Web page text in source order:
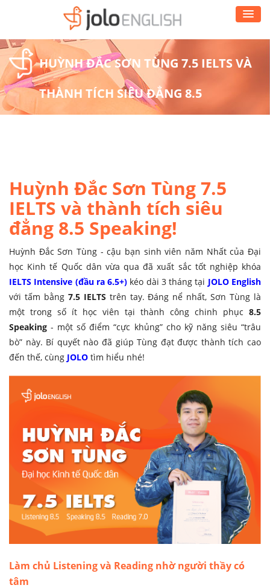
HUỲNH ĐẮC SƠN TÙNG 7.5 IELTS VÀ
THÀNH TÍCH SIÊU ĐẲNG 8.5
Huỳnh Đắc Sơn Tùng 7.5
IELTS và thành tích siêu
đẳng 8.5 Speaking!
Huỳnh Đắc Sơn Tùng - cậu bạn sinh viên năm Nhất của Đại
học Kinh tế Quốc dân vừa qua đã xuất sắc tốt nghiệp khóa
IELTS Intensive (đầu ra 6.5+) kéo dài 3 tháng tại JOLO English
với tấm bằng7.5 IELTS trên tay. Đáng nể nhất, Sơn Tùng là
một trong số ít học viên tại thành công chinh phục 8.5
Speaking- một số điểm “cực khủng” cho kỹ năng siêu “trâu
bò” này. Bí quyết nào đã giúp Tùng đạt được thành tích cao
đến thế, cùng JOLO tìm hiểu nhé!
Làm chủ Listening và Reading nhờ người thầy có
tâm